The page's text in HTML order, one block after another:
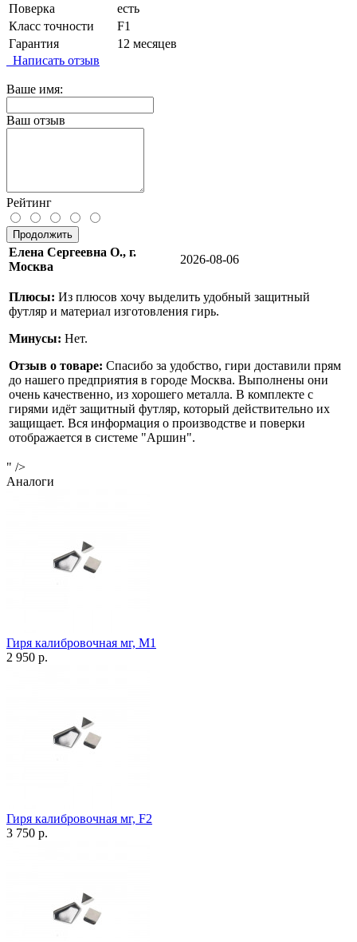
Поверка
есть
Класс точности
F1
Гарантия
12 месяцев
Написать отзыв
Ваше имя:
Ваш отзыв
Рейтинг
Продолжить
Елена Сергеевна О., г.
Москва
2026-08-06
Плюсы: Из плюсов хочу выделить удобный защитный
футляр и материал изготовления гирь.
Минусы: Нет.
Отзыв о товаре: Спасибо за удобство, гири доставили прям
до нашего предприятия в городе Москва. Выполнены они
очень качественно, из хорошего металла. В комплекте с
гирями идёт защитный футляр, который действительно их
защищает. Вся информация о производстве и поверки
отображается в системе "Аршин".
" />
Аналоги
Гиря калибровочная мг, М1
2 950 р.
Гиря калибровочная мг, F2
3 750 р.